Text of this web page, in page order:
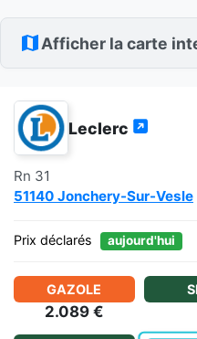
Afficher la carte
Leclerc
Rn 31
51140 Jonchery-Sur-Vesle
Prix déclarés aujourd'hui
GAZOLE
2.089 €